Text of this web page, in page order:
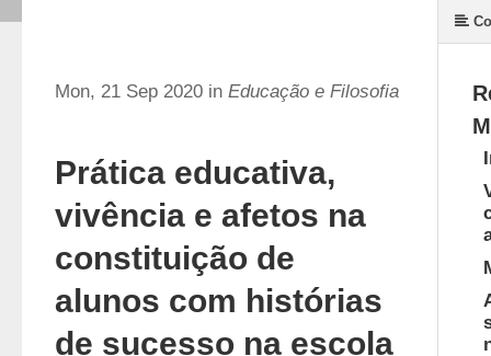
Mon, 21 Sep 2020 in Educação e Filosofia
Prática educativa,
vivência e afetos na
constituição de
alunos com histórias
de sucesso na escola